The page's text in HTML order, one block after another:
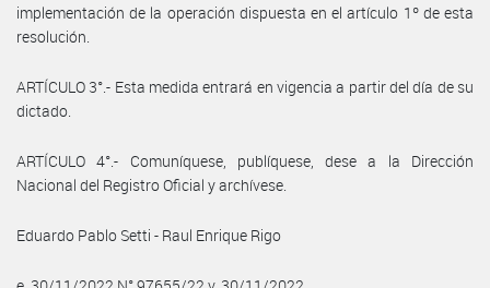
implementación de la operación dispuesta en el artículo 1º de esta
resolución.
ARTÍCULO 3°.- Esta medida entrará en vigencia a partir del día de su
dictado.
ARTÍCULO 4°.- Comuníquese, publíquese, dese a la Dirección
Nacional del Registro Oficial y archívese.
Eduardo Pablo Setti - Raul Enrique Rigo